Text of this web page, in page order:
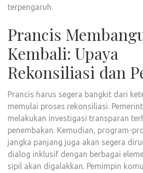
terpengaruh.
Prancis
Kembali: Upaya
Rekonsiliasi dan
Prancis harus segera bangkit dari
memulai proses rekonsiliasi.
melakukan investigasi transparan
penembakan. Kemudian, program-
jangka panjang juga akan segera
dialog inklusif dengan berbagai
sipil akan digalakkan. Pemimpin